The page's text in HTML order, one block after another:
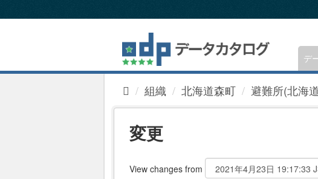
キ
デ
組織 北海道森町 避難所(北海
変更
View changes from